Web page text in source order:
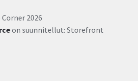
2026
on suunnitellut: Storefront